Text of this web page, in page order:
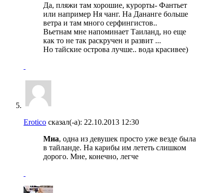
Да, пляжи там хорошие, курорты- Фантьет
или например Ня чанг. На Дананге больше
ветра и там много серфингистов..
Вьетнам мне напоминает Таиланд, но еще
как то не так раскручен и развит ...
Но тайские острова лучше.. вода красивее)
Erotico сказал(-а): 22.10.2013 12:30
Миа, одна из девушек просто уже везде была
в тайланде. На карибы им лететь слишком
дорого. Мне, конечно, легче